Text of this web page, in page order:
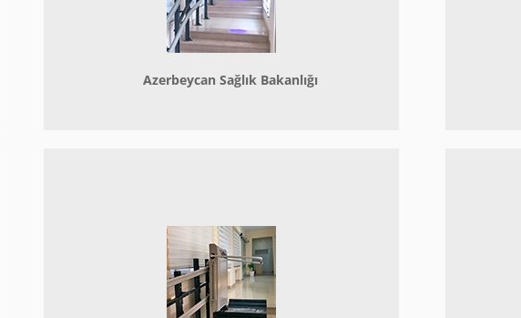
Azerbeycan Sağlık Bakanlığı